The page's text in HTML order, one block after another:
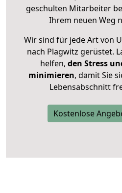
geschulten Mitarbeiter
Ihrem neuen Weg
Wir sind für jede Art von
nach Plagwitz gerüstet.
helfen, den Stress
minimieren, damit Sie
Lebensabschnitt
Kostenlose